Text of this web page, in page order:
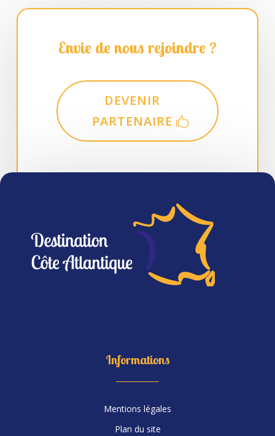
Envie de nous rejoindre ?
DEVENIR
PARTENAIRE
Informations
Mentions légales
Plan du site